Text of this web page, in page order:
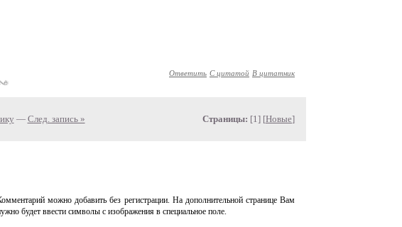
Ответить С цитатой В цитатник
— След. запись » Страницы: [1] [Новые]
можно добавить без регистрации. На дополнительной странице Вам
будет ввести символы с изображения в специальное поле.